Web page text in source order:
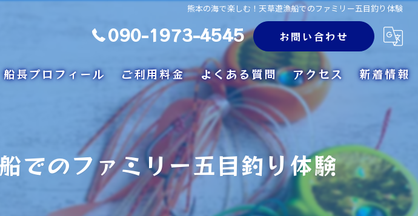
熊本の海で楽しむ！天草遊漁船でのファミリー五目釣り体験
090-1973-4545 お問い合わせ
船長プロフィール ご利用料金 よくある質問 アクセス 新着情報
でのファミリー五目釣り体験